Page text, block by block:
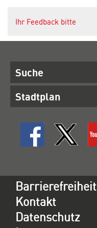
Ihr Feedback bitte
Suche
Stadtplan
Barrierefreiheit
Kontakt
Datenschutz